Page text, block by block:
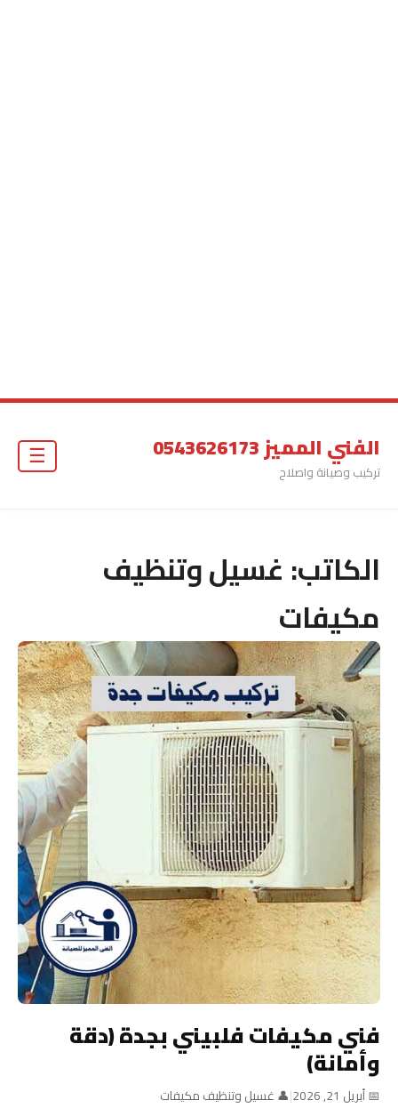
الفني المميز 0543626173
تركيب وصيانة واصلاح
☰
الكاتب: غسيل وتنظيف
مكيفات
فني مكيفات فلبيني بجدة (دقة
وأمانة)
📅 أبريل 21, 2026 |👤 غسيل وتنظيف مكيفات